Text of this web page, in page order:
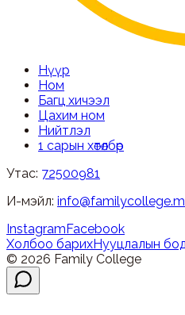
Нүүр
Ном
Багц хичээл
Цахим ном
Нийтлэл
1 сарын хөтөлбөр
Утас: 72500981
И-мэйл:
InstagramFacebook
Холбоо барихНууцлалын
© 2026 Family College